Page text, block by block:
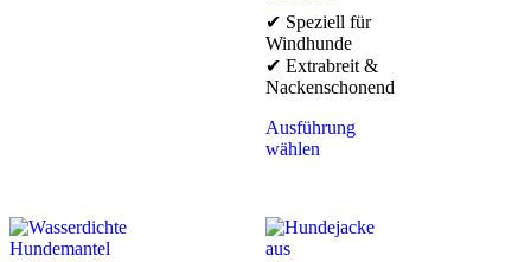
✔ Speziell für
Windhunde
✔ Extrabreit &
Nackenschonend
Ausführung
wählen